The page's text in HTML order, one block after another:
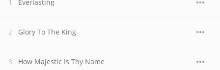
Everlasting
Glory To The King
How Majestic Is Thy Name